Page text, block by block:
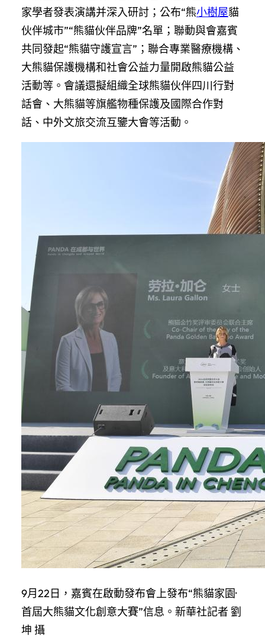
家學者發表演講并深入研討；公布“熊小樹屋貓
伙伴城市”“熊貓伙伴品牌”名單；聯動與會嘉賓
共同發起“熊貓守護宣言”；聯合專業醫療機構、
大熊貓保護機構和社會公益力量開啟熊貓公益
活動等。會議還擬組織全球熊貓伙伴四川行對
話會、大熊貓等旗艦物種保護及國際合作對
話、中外文旅交流互鑒大會等活動。
9月22日，嘉賓在啟動發布會上發布“熊貓家園·
首屆大熊貓文化創意大賽”信息。新華社記者 劉
坤 攝